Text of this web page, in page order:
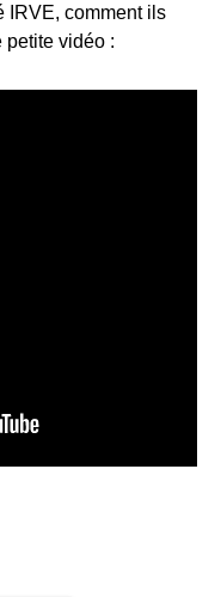
IRVE, comment ils
petite vidéo :